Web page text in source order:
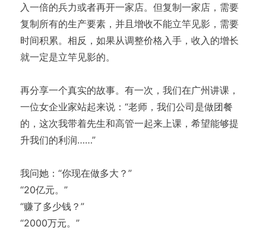
入一倍的兵力或者再开一家店。但复制一家店，需要
复制所有的生产要素，并且增收不能立竿见影，需要
时间积累。相反，如果从调整价格入手，收入的增长
就一定是立竿见影的。
再分享一个真实的故事。有一次，我们在广州讲课，
一位女企业家站起来说：“老师，我们公司是做团餐
的，这次我带着先生和高管一起来上课，希望能够提
升我们的利润……”
我问她：“你现在做多大？”
“20亿元。”
“赚了多少钱？”
“2000万元。”